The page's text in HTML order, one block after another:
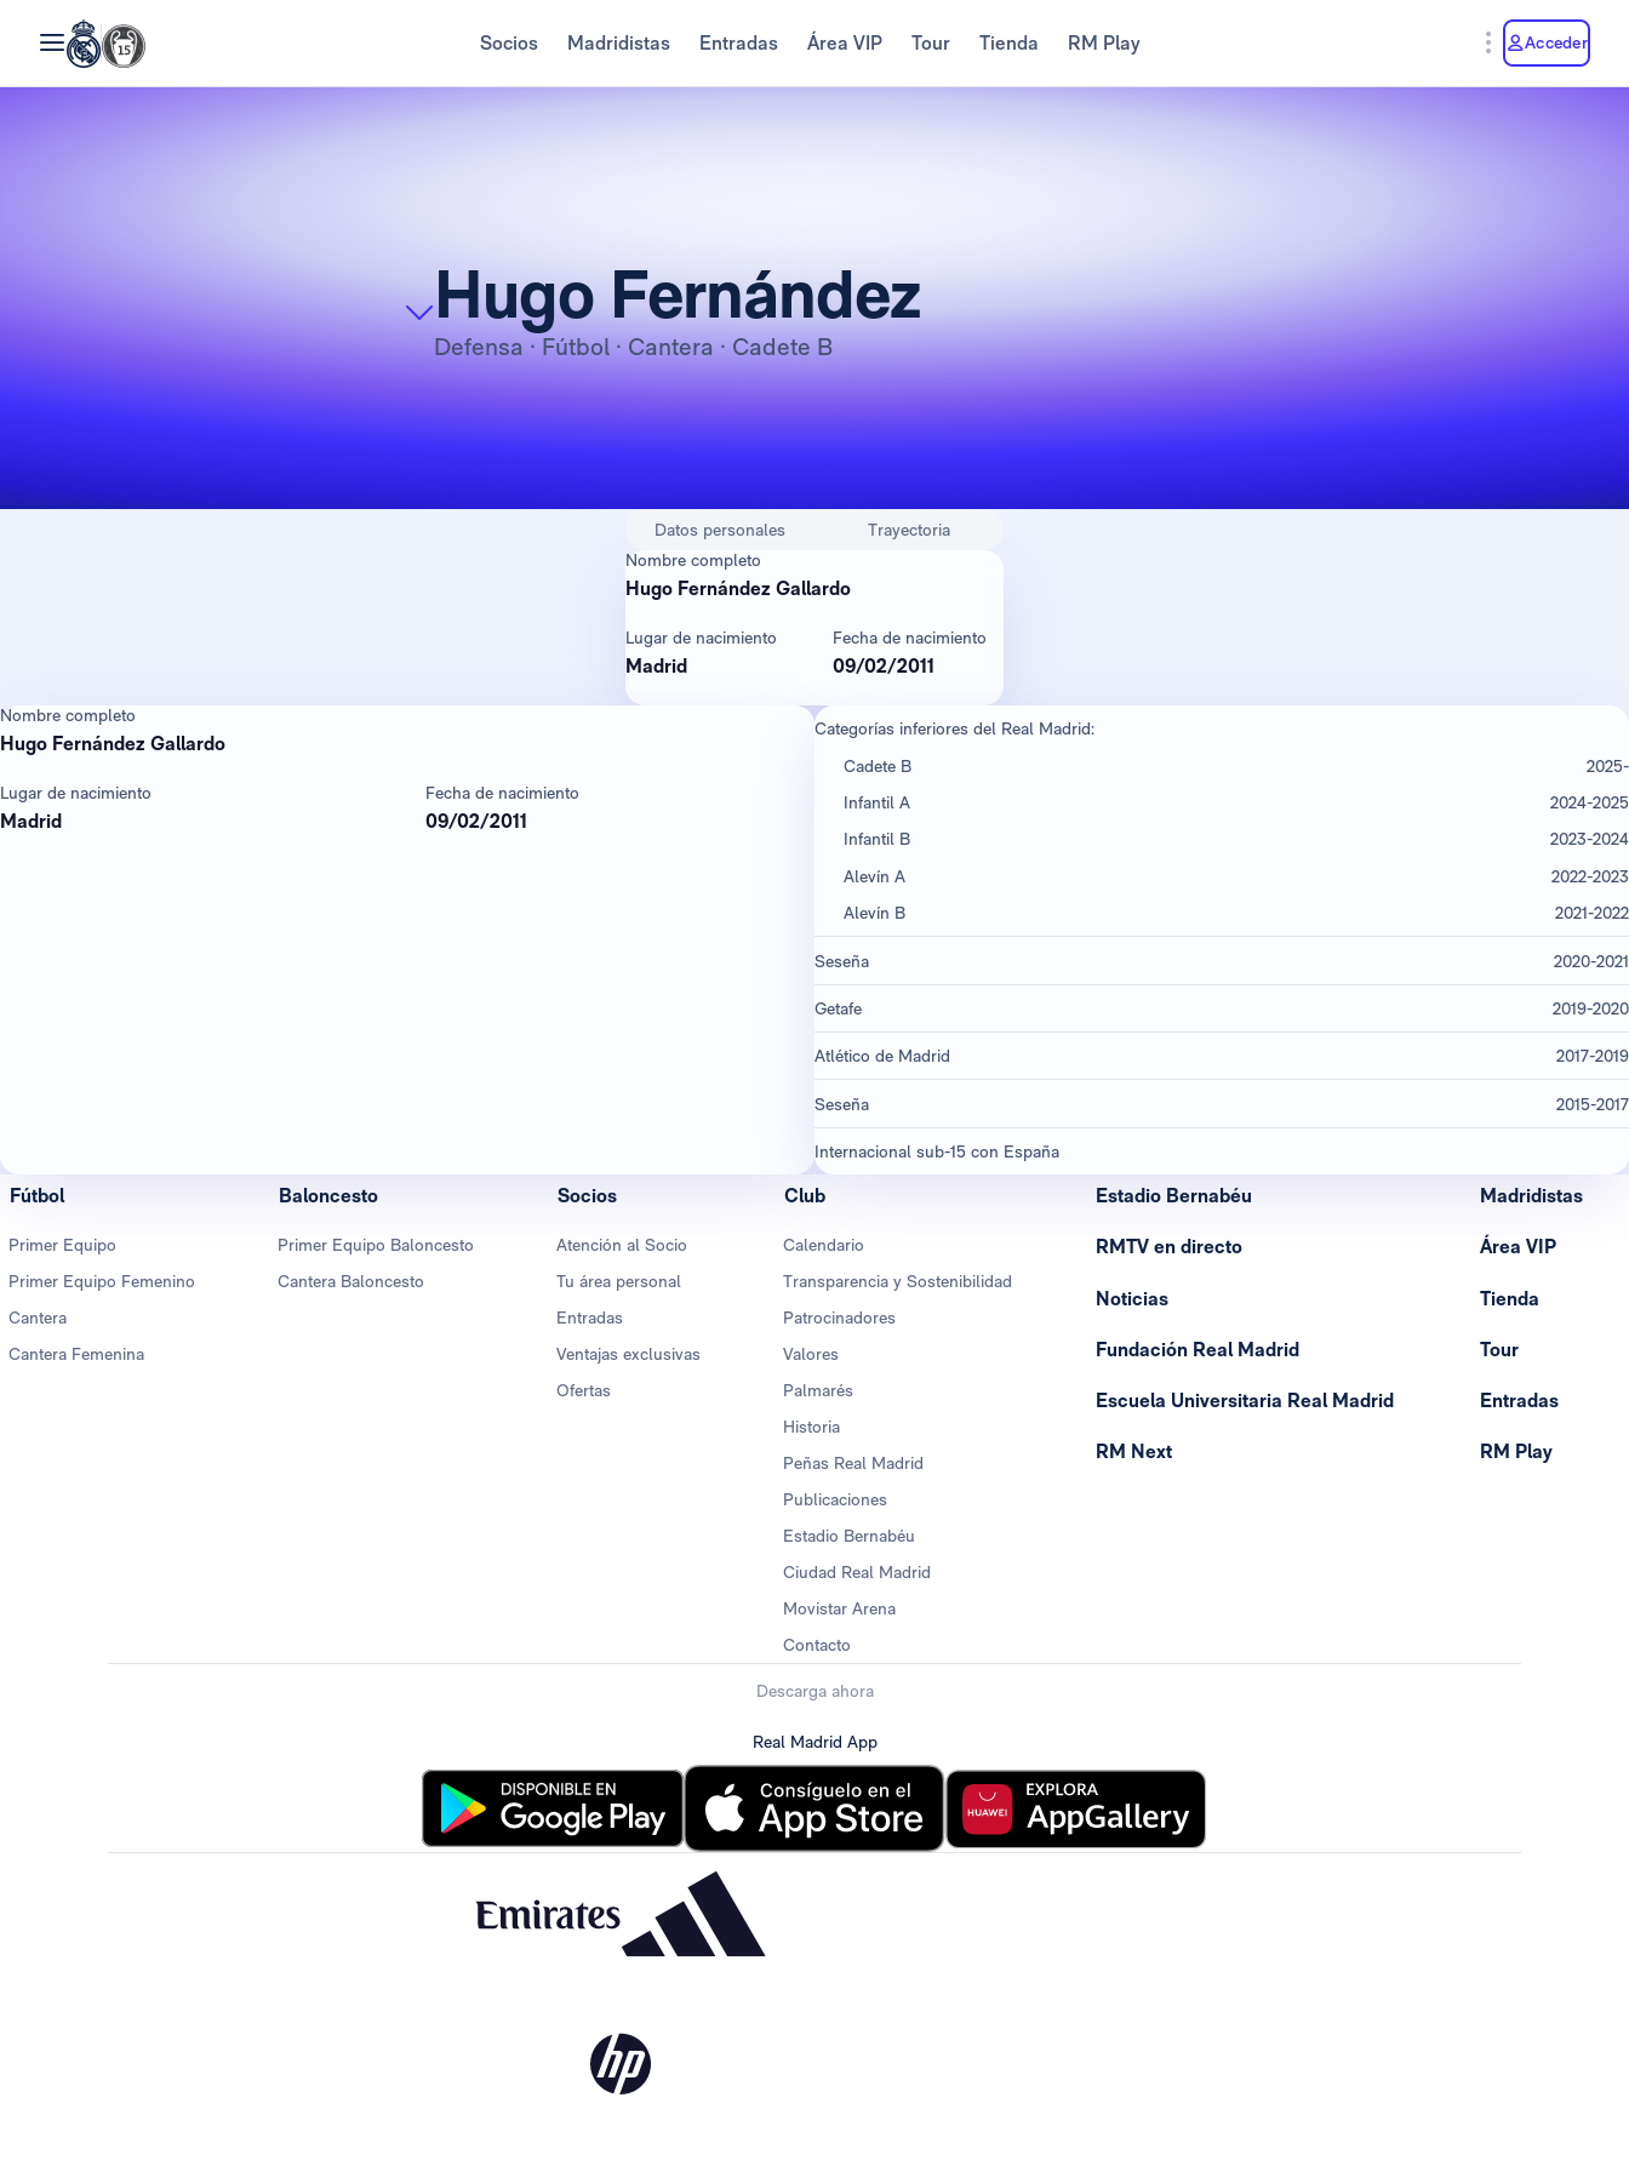
Socios Madridistas Entradas Área VIP Tour Tienda RM Play Acceder
Hugo Fernández
Defensa · Fútbol · Cantera · Cadete B
Datos personales
Trayectoria
Nombre completo
Hugo Fernández Gallardo
Lugar de nacimiento
Madrid
Fecha de nacimiento
09/02/2011
Nombre completo
Hugo Fernández Gallardo
Lugar de nacimiento
Madrid
Fecha de nacimiento
09/02/2011
Categorías inferiores del Real Madrid:
Cadete B
2025-
Infantil A
2024-2025
Infantil B
2023-2024
Alevín A
2022-2023
Alevín B
2021-2022
Seseña 2020-2021
Getafe 2019-2020
Atlético de Madrid 2017-2019
Seseña 2015-2017
Internacional sub-15 con España
Fútbol
Primer Equipo
Primer Equipo Femenino
Cantera
Cantera Femenina
Baloncesto
Primer Equipo Baloncesto
Cantera Baloncesto
Socios
Atención al Socio
Tu área personal
Entradas
Ventajas exclusivas
Ofertas
Club
Calendario
Transparencia y Sostenibilidad
Patrocinadores
Valores
Palmarés
Historia
Peñas Real Madrid
Publicaciones
Estadio Bernabéu
Ciudad Real Madrid
Movistar Arena
Contacto
Estadio Bernabéu
RMTV en directo
Noticias
Fundación Real Madrid
Escuela Universitaria Real Madrid
RM Next
Madridistas
Área VIP
Tienda
Tour
Entradas
RM Play
Descarga ahora
Real Madrid App